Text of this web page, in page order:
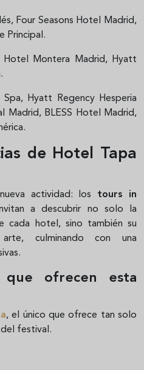
Four Seasons Hotel Madrid,
Principal.
Hotel Montera Madrid, Hyatt
Hyatt Regency Hesperia
Madrid, BLESS Hotel Madrid,
de Hotel Tapa
actividad: los tours in
a descubrir no solo la
cada hotel, sino también su
culminando con una
que ofrecen esta
, el único que ofrece tan solo
festival.